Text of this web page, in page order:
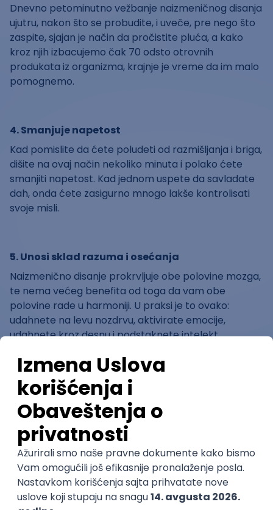
Dnevno petominutno vežbanje naizmeničnog disanja
ujutru, nakon što se probudite, i uveče, pre nego što
zaspite, sjajan je način da pročistite pluća, a kako
kroz njih izbacujemo čak 70 odsto otrovnih
produkata iz organizma, krajnje je vreme da im malo
pomognemo.
4. Smanjuje napetost
Kad pomislite da ćete poludeti od razmišljanja i briga,
dišite na ovaj način nekoliko minuta i polako ćete
smanjiti napetost. Kad jednom uspete da savladate
dah, onda ćete zasigurno mnogo lakše kontrolisati
svoje misli.
5. Unosi sklad razuma i osećanja
Naizmenično disanje prokrvljuje obe polovine mozga,
te nema većeg benefita od toga da vam obe
polovine rade u harmoniji. U praksi je to ovako:
udahnete na levu nozdrvu, aktivirate emocije,
udahnete kroz desnu i podstaknete intelekt...
6. Leči nesanicu
Kad ne možete da zaspite, lezite na desni bok, lagano
zatvorite desnu nozdrvu desnim palcem.
Aktiviraćete parasimpatički nervni sistem, telo će
početi polako da se smiruje, srce će vam lupati
sporije i lagano ćete utonuti u san.